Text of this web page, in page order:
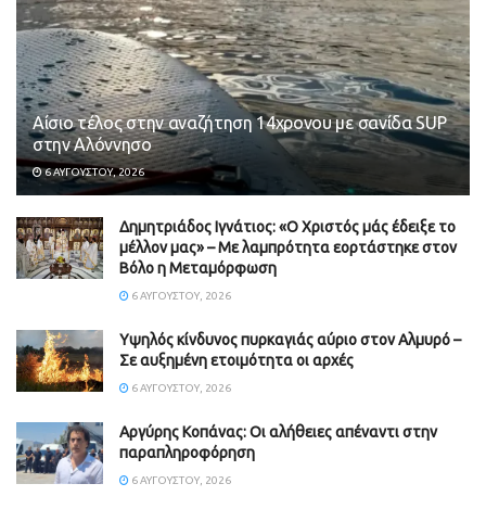
Αίσιο τέλος στην αναζήτηση 14χρονου με σανίδα SUP
στην Αλόννησο
6 ΑΥΓΟΎΣΤΟΥ, 2026
Δημητριάδος Ιγνάτιος: «Ο Χριστός μάς έδειξε το
μέλλον μας» – Με λαμπρότητα εορτάστηκε στον
Βόλο η Μεταμόρφωση
6 ΑΥΓΟΎΣΤΟΥ, 2026
Υψηλός κίνδυνος πυρκαγιάς αύριο στον Αλμυρό –
Σε αυξημένη ετοιμότητα οι αρχές
6 ΑΥΓΟΎΣΤΟΥ, 2026
Aργύρης Κοπάνας: Οι αλήθειες απέναντι στην
παραπληροφόρηση
6 ΑΥΓΟΎΣΤΟΥ, 2026